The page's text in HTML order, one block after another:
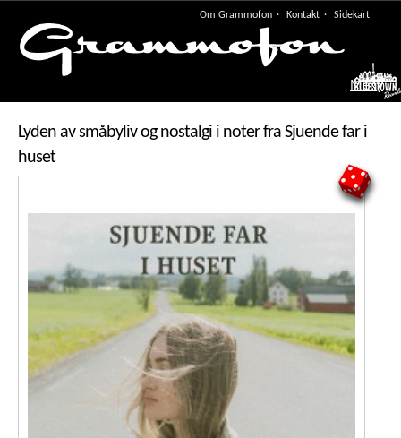
Om Grammofon Kontakt Sidekart
Meny
Lyden av småbyliv og nostalgi i noter fra Sjuende far i
huset